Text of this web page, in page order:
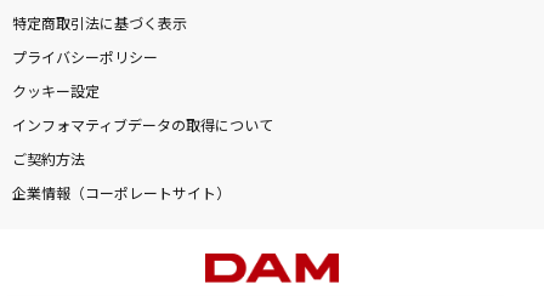
特定商取引法に基づく表示
プライバシーポリシー
クッキー設定
インフォマティブデータの取得について
ご契約方法
企業情報（コーポレートサイト）